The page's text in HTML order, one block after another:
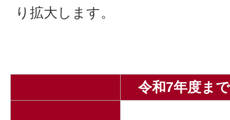
り拡大します。
令和7年度まで